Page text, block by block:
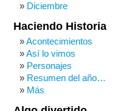
Diciembre
Haciendo Historia
Acontecimientos
Así lo vimos
Personajes
Resumen del año…
Más